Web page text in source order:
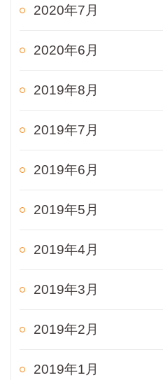
2020年7月
2020年6月
2019年8月
2019年7月
2019年6月
2019年5月
2019年4月
2019年3月
2019年2月
2019年1月